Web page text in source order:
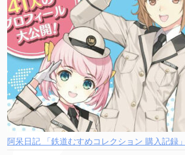
阿呆日記 「鉄道むすめコレクション 購入記録」